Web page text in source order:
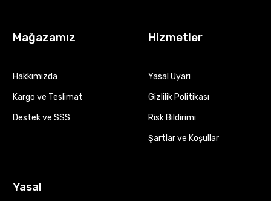
Mağazamız
Hakkımızda
Kargo ve Teslimat
Destek ve SSS
Hizmetler
Yasal Uyarı
Gizlilik Politikası
Risk Bildirimi
Şartlar ve Koşullar
Yasal